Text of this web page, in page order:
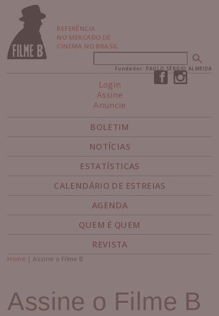
REFERÊNCIA
NO MERCADO DE
CINEMA NO BRASIL
Formulário de busca
Fundador: PAULO SÉRGIO ALMEIDA
Login
Assine
Anuncie
BOLETIM
NOTÍCIAS
ESTATÍSTICAS
CALENDÁRIO DE ESTREIAS
AGENDA
QUEM É QUEM
REVISTA
Você está aqui
Home | Assine o Filme B
Assine o Filme B